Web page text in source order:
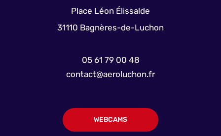
Place Léon Élissalde
31110 Bagnères-de-Luchon
05 61 79 00 48
contact@aeroluchon.fr
WEBCAMS